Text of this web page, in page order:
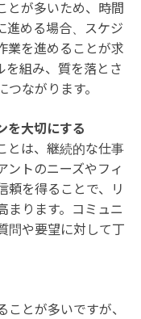
とが多いため、時間
進める場合、スケジ
業を進めることが求
を組み、質を落とさ
ながります。
を大切にする
とは、継続的な仕事
ントのニーズやフィ
頼を得ることで、リ
まります。コミュニ
問や要望に対して丁
とが多いですが、